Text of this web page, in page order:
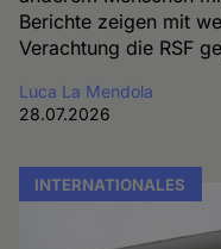
Berichte zeigen mit
Verachtung die RSF
Luca La Mendola
28.07.2026
INTERNATIONALES